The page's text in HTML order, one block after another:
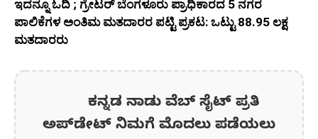
ಇದನ್ನೂ ಓದಿ ; ಗ್ರೇಟರ್ ಬೆಂಗಳೂರು ಪ್ರಾಧಿಕಾರದ 5 ನಗರ
ಪಾಲಿಕೆಗಳ ಅಂತಿಮ ಮತದಾರರ ಪಟ್ಟಿ ಪ್ರಕಟ: ಒಟ್ಟು 88.95 ಲಕ್ಷ
ಮತದಾರರು
ಕನ್ನಡ ನಾಡು ವೆಬ್ ಸೈಟ್ ಪ್ರತಿ
ಅಪ್‌ಡೇಟ್‌ ನಿಮಗೆ ಮೊದಲು ಪಡೆಯಲು